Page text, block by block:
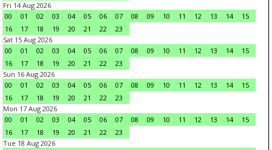
Fri 14 Aug 2026
00
01 02 03 04 05 06 07 08 09 10 11 12 13 14
15
16
17 18 19 20 21 22
23
Sat 15 Aug 2026
00
01 02 03 04 05 06 07 08 09 10 11 12 13 14
15
16
17 18 19 20 21 22
23
Sun 16 Aug 2026
00
01 02 03 04 05 06 07 08 09 10 11 12 13 14
15
16
17 18 19 20 21 22
23
Mon 17 Aug 2026
00
01 02 03 04 05 06 07 08 09 10 11 12 13 14
15
16
17 18 19 20 21 22
23
Tue 18 Aug 2026